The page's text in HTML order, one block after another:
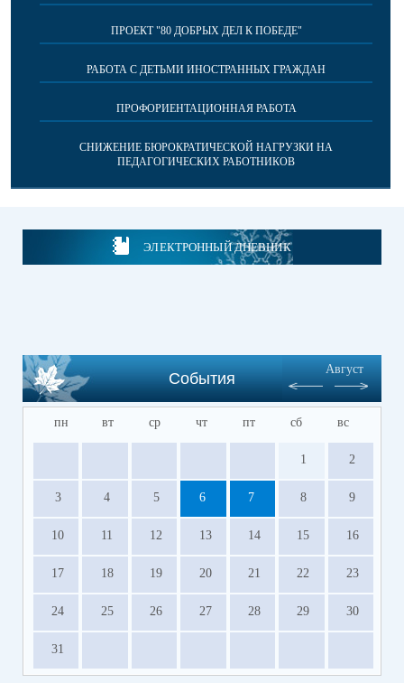
ПРОЕКТ "80 ДОБРЫХ ДЕЛ К ПОБЕДЕ"
РАБОТА С ДЕТЬМИ ИНОСТРАННЫХ ГРАЖДАН
ПРОФОРИЕНТАЦИОННАЯ РАБОТА
СНИЖЕНИЕ БЮРОКРАТИЧЕСКОЙ НАГРУЗКИ НА
ПЕДАГОГИЧЕСКИХ РАБОТНИКОВ
ЭЛЕКТРОННЫЙ ДНЕВНИК
События
Август
пн вт ср чт пт сб вс
1 2
3 4 5 6 7 8 9
10 11 12 13 14 15 16
17 18 19 20 21 22 23
24 25 26 27 28 29 30
31